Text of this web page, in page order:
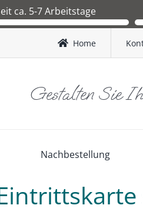
ca. 5-7 Arbeitstage
Druckfreigabe ca.1-2 Arbeitstage.
BRD ca. 3-4 Werktage.
AT ca. 4-5 Werktage.
Home
Gestalten Sie
Nachbestellung